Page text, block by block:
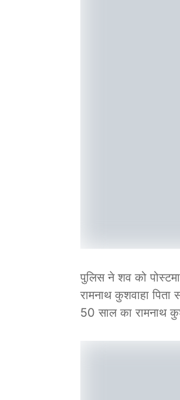
पुलिस ने शव को
रामनाथ कुशवाहा
50 साल का रामनाथ